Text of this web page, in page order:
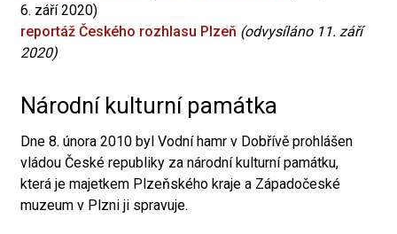
6. září 2020)
reportáž Českého rozhlasu Plzeň (odvysíláno 11. září
2020)
Národní kulturní památka
Dne 8. února 2010 byl Vodní hamr v Dobřívě prohlášen
vládou České republiky za národní kulturní památku,
která je majetkem Plzeňského kraje a Západočeské
muzeum v Plzni ji spravuje.